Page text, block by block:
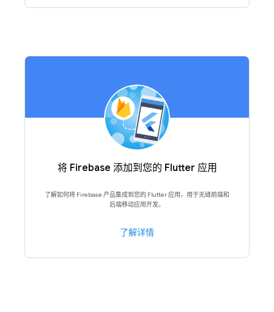
将 Firebase 添加到您的 Flutter 应用
了解如何将 Firebase 产品集成到您的 Flutter 应用，用于无缝前端和
后端移动应用开发。
了解详情